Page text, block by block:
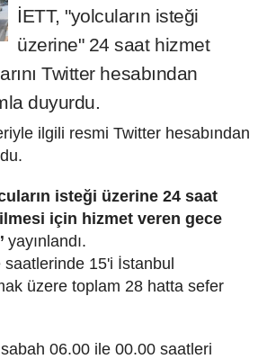
İETT, "yolcuların isteği
üzerine" 24 saat hizmet
Twitter hesabından
duyurdu.
ilgili resmi Twitter hesabından
isteği üzerine 24 saat
için hizmet veren gece
yayınlandı.
15'i İstanbul
üzere toplam 28 hatta sefer
06.00 ile 00.00 saatleri